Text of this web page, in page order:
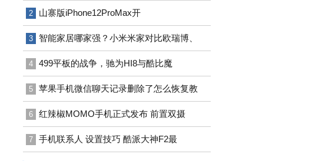
2 山寨版iPhone12ProMax开
3 智能家居哪家强？小米米家对比欧瑞博、
4 499平板的战争，驰为HI8与酷比魔
5 苹果手机微信聊天记录删除了怎么恢复教
6 红辣椒MOMO手机正式发布 前置双摄
7 手机联系人 设置技巧 酷派大神F2最